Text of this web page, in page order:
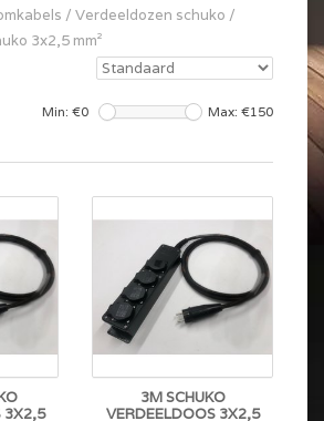
/ Verdeeldozen schuko /
3x2,5 mm²
Min: €0 Max: €150
3X2,5
3M SCHUKO
VERDEELDOOS 3X2,5